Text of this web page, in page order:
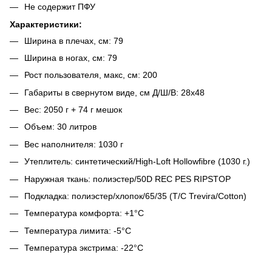
Не содержит ПФУ
Характеристики:
Ширина в плечах, см: 79
Ширина в ногах, см: 79
Рост пользователя, макс, см: 200
Габариты в свернутом виде, см Д/Ш/В: 28х48
Вес: 2050 г + 74 г мешок
Объем: 30 литров
Вес наполнителя: 1030 г
Утеплитель: синтетический/High-Loft Hollowfibre (1030 г.)
Наружная ткань: полиэстер/50D REC PES RIPSTOP
Подкладка: полиэстер/хлопок/65/35 (T/C Trevira/Cotton)
Температура комфорта: +1°C
Температура лимита: -5°C
Температура экстрима: -22°C